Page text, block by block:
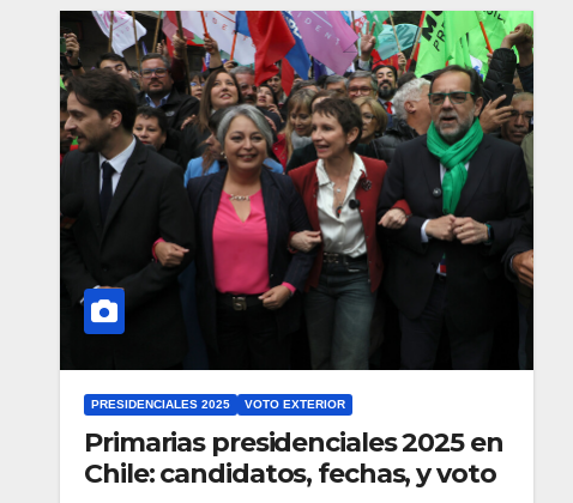
PRESIDENCIALES 2025 VOTO EXTERIOR
Primarias presidenciales 2025 en
Chile: candidatos, fechas, y voto